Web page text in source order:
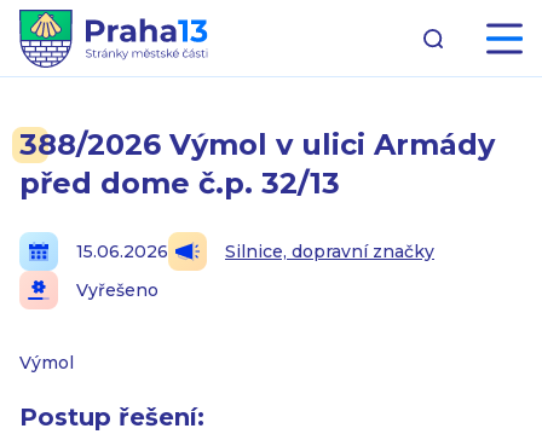
388/2026 Výmol v ulici Armády
před dome č.p. 32/13
15.06.2026
Silnice, dopravní značky
Vyřešeno
Výmol
Postup řešení: